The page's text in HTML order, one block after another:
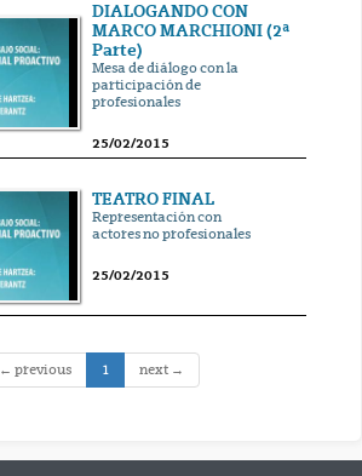
DIALOGANDO CON
MARCO MARCHIONI (2ª
Parte)
Mesa de diálogo con la
participación de
profesionales
25/02/2015
TEATRO FINAL
Representación con
actores no profesionales
25/02/2015
← previous 1(current)
next →